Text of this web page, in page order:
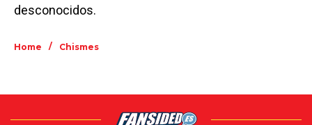
desconocidos.
Home / Chismes